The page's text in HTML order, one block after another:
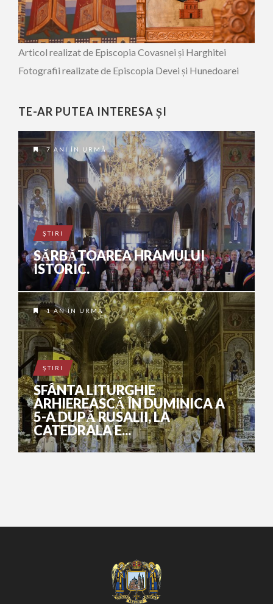
Articol realizat de Episcopia Covasnei și Harghitei
Fotografii realizate de Episcopia Devei și Hunedoarei
TE-AR PUTEA INTERESA ȘI
7 ANI ÎN URMĂ
ŞTIRI
SĂRBĂTOAREA HRAMULUI
ISTORIC.
1 AN ÎN URMĂ
ŞTIRI
SFÂNTA LITURGHIE
ARHIEREASCĂ ÎN DUMINICA A
5-A DUPĂ RUSALII, LA
CATEDRALA E...